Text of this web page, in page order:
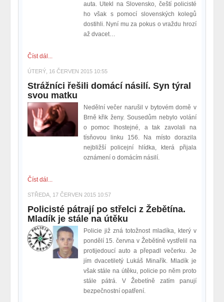
auta. Utekl na Slovensko, čeští policisté
ho však s pomocí slovenských kolegů
dostihli. Nyní mu za pokus o vraždu hrozí
až dvacet…
Číst dál...
ÚTERÝ, 16 ČERVEN 2015 10:55
Strážníci řešili domácí násilí. Syn týral
svou matku
Nedělní večer narušil v bytovém domě v
Brně křik ženy. Sousedům nebylo volání
o pomoc lhostejné, a tak zavolali na
tísňovou linku 156. Na místo dorazila
nejbližší policejní hlídka, která přijala
oznámení o domácím násilí.
Číst dál...
STŘEDA, 17 ČERVEN 2015 10:57
Policisté pátrají po střelci z Žebětína.
Mladík je stále na útěku
Policie již zná totožnost mladíka, který v
pondělí 15. června v Žebětíně vystřelil na
protijedoucí auto a přepadl večerku. Je
jím dvacetiletý Lukáš Minařík. Mladík je
však stále na útěku, policie po něm proto
stále pátrá. V Žebetíně zatím panují
bezpečnostní opatření.